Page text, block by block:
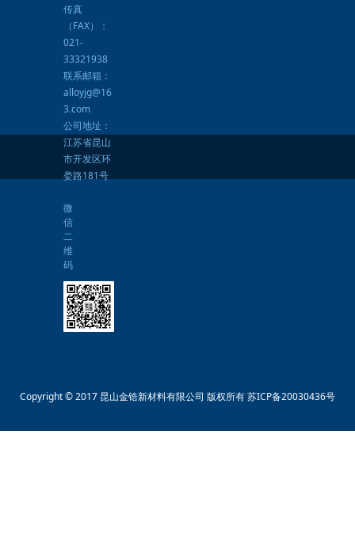
传真
（FAX）：
021-
33321938
联系邮箱：
alloyjg@16
3.com
公司地址：
江苏省昆山
市开发区环
娄路181号
微
信
二
维
码
Copyright © 2017 昆山金锆新材料有限公司 版权所有苏ICP备20030436号